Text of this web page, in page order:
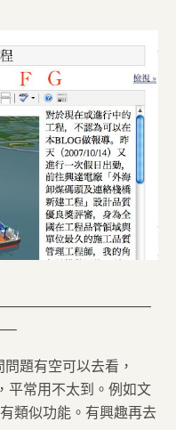
問題有空可以去看，
平常用不太到。例如文
類似功能。有興趣再去